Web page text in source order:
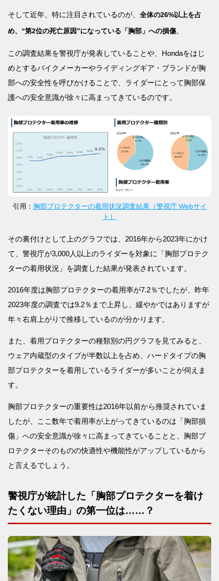
そして近年、特に注目されているのが、 全体の26%以上を占
め、“第2位の死亡原因”になっている「胸部」への損傷。
この調査結果を警視庁が発表していることや、Hondaをはじ
めとするバイクメーカーやライディングギア・ブランドが胸
部への安全性を呼びかけることで、ライダーにとって胸部保
護への安全意識が徐々に高まってきているのです。
引用： 胸部プロテクターの着用状況調査結果（警視庁 Webサイ
ト）
その裏付けとして上のグラフでは、2016年から2023年にかけ
て、警視庁が3,000人以上のライダーを対象に「胸部プロテク
ターの着用状況」を調査した結果が発表されています。
2016年度は胸部プロテクターの着用率が7.2％でしたが、昨年
2023年度の調査では9.2％まで上昇し、緩やかではありますが
年々右肩上がりで推移しているのが分かります。
また、着用プロテクターの種類別の円グラフを見てみると、
ウェア内蔵型のタイプが半数以上を占め、ハードタイプの胸
部プロテクターを着用しているライダーが多いことが伺えま
す。
胸部プロテクターの重要性は2016年以前から推奨されていま
したが、ここ数年で着用率が上がってきているのは「胸部損
傷」への安全意識が徐々に高まってきていることと、胸部プ
ロテクターそのものの快適性や機能性がアップしているから
と言えるでしょう。
警視庁が統計した「胸部プロテクターを着け
たくない理由」の第一位は……？